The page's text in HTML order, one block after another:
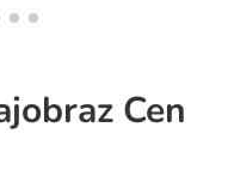
Cen